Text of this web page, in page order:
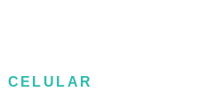
CELULAR